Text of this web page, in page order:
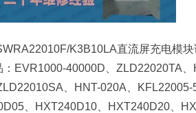
K3B10LA直流屏充电模块
EVR1000-40000D、ZLD22020TA
、HNT-020A、KFL22005-
、HXT240D10、HXT240D20、